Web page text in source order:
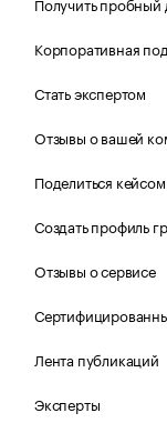
Корпоративная
Стать экспертом
Отзывы о вашей
Поделиться кейсом
Создать профиль
Отзывы о сервисе
Лента публикаций
Эксперты